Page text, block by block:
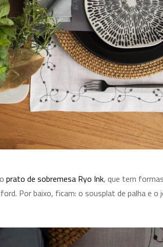
prato de sobremesa Ryo Ink, que tem
Por baixo, ficam: o sousplat de palha e o